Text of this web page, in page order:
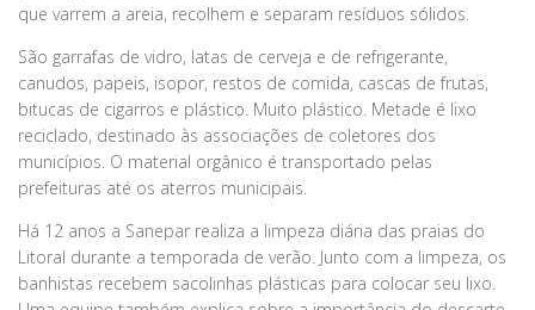
que varrem a areia, recolhem e separam resíduos sólidos.
São garrafas de vidro, latas de cerveja e de refrigerante,
canudos, papeis, isopor, restos de comida, cascas de frutas,
bitucas de cigarros e plástico. Muito plástico. Metade é lixo
reciclado, destinado às associações de coletores dos
municípios. O material orgânico é transportado pelas
prefeituras até os aterros municipais.
Há 12 anos a Sanepar realiza a limpeza diária das praias do
Litoral durante a temporada de verão. Junto com a limpeza, os
banhistas recebem sacolinhas plásticas para colocar seu lixo.